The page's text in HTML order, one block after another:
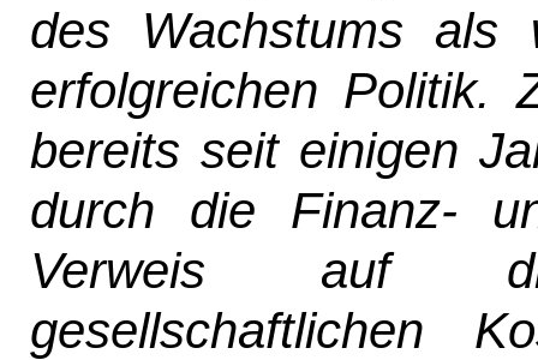
des Wachstums als
erfolgreichen Politik.
bereits seit einigen
durch die Finanz-
Verweis auf
gesellschaftlichen